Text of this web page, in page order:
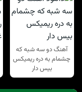
آهنگ دو سه شبه که
چشمام به دره ریمیکس
بیس دار